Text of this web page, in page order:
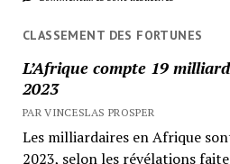
CLASSEMENT DES FORTUNES
L’Afrique compte 19
2023
PAR VINCESLAS PROSPER
Les milliardaires en Afrique
2023, selon les révélations